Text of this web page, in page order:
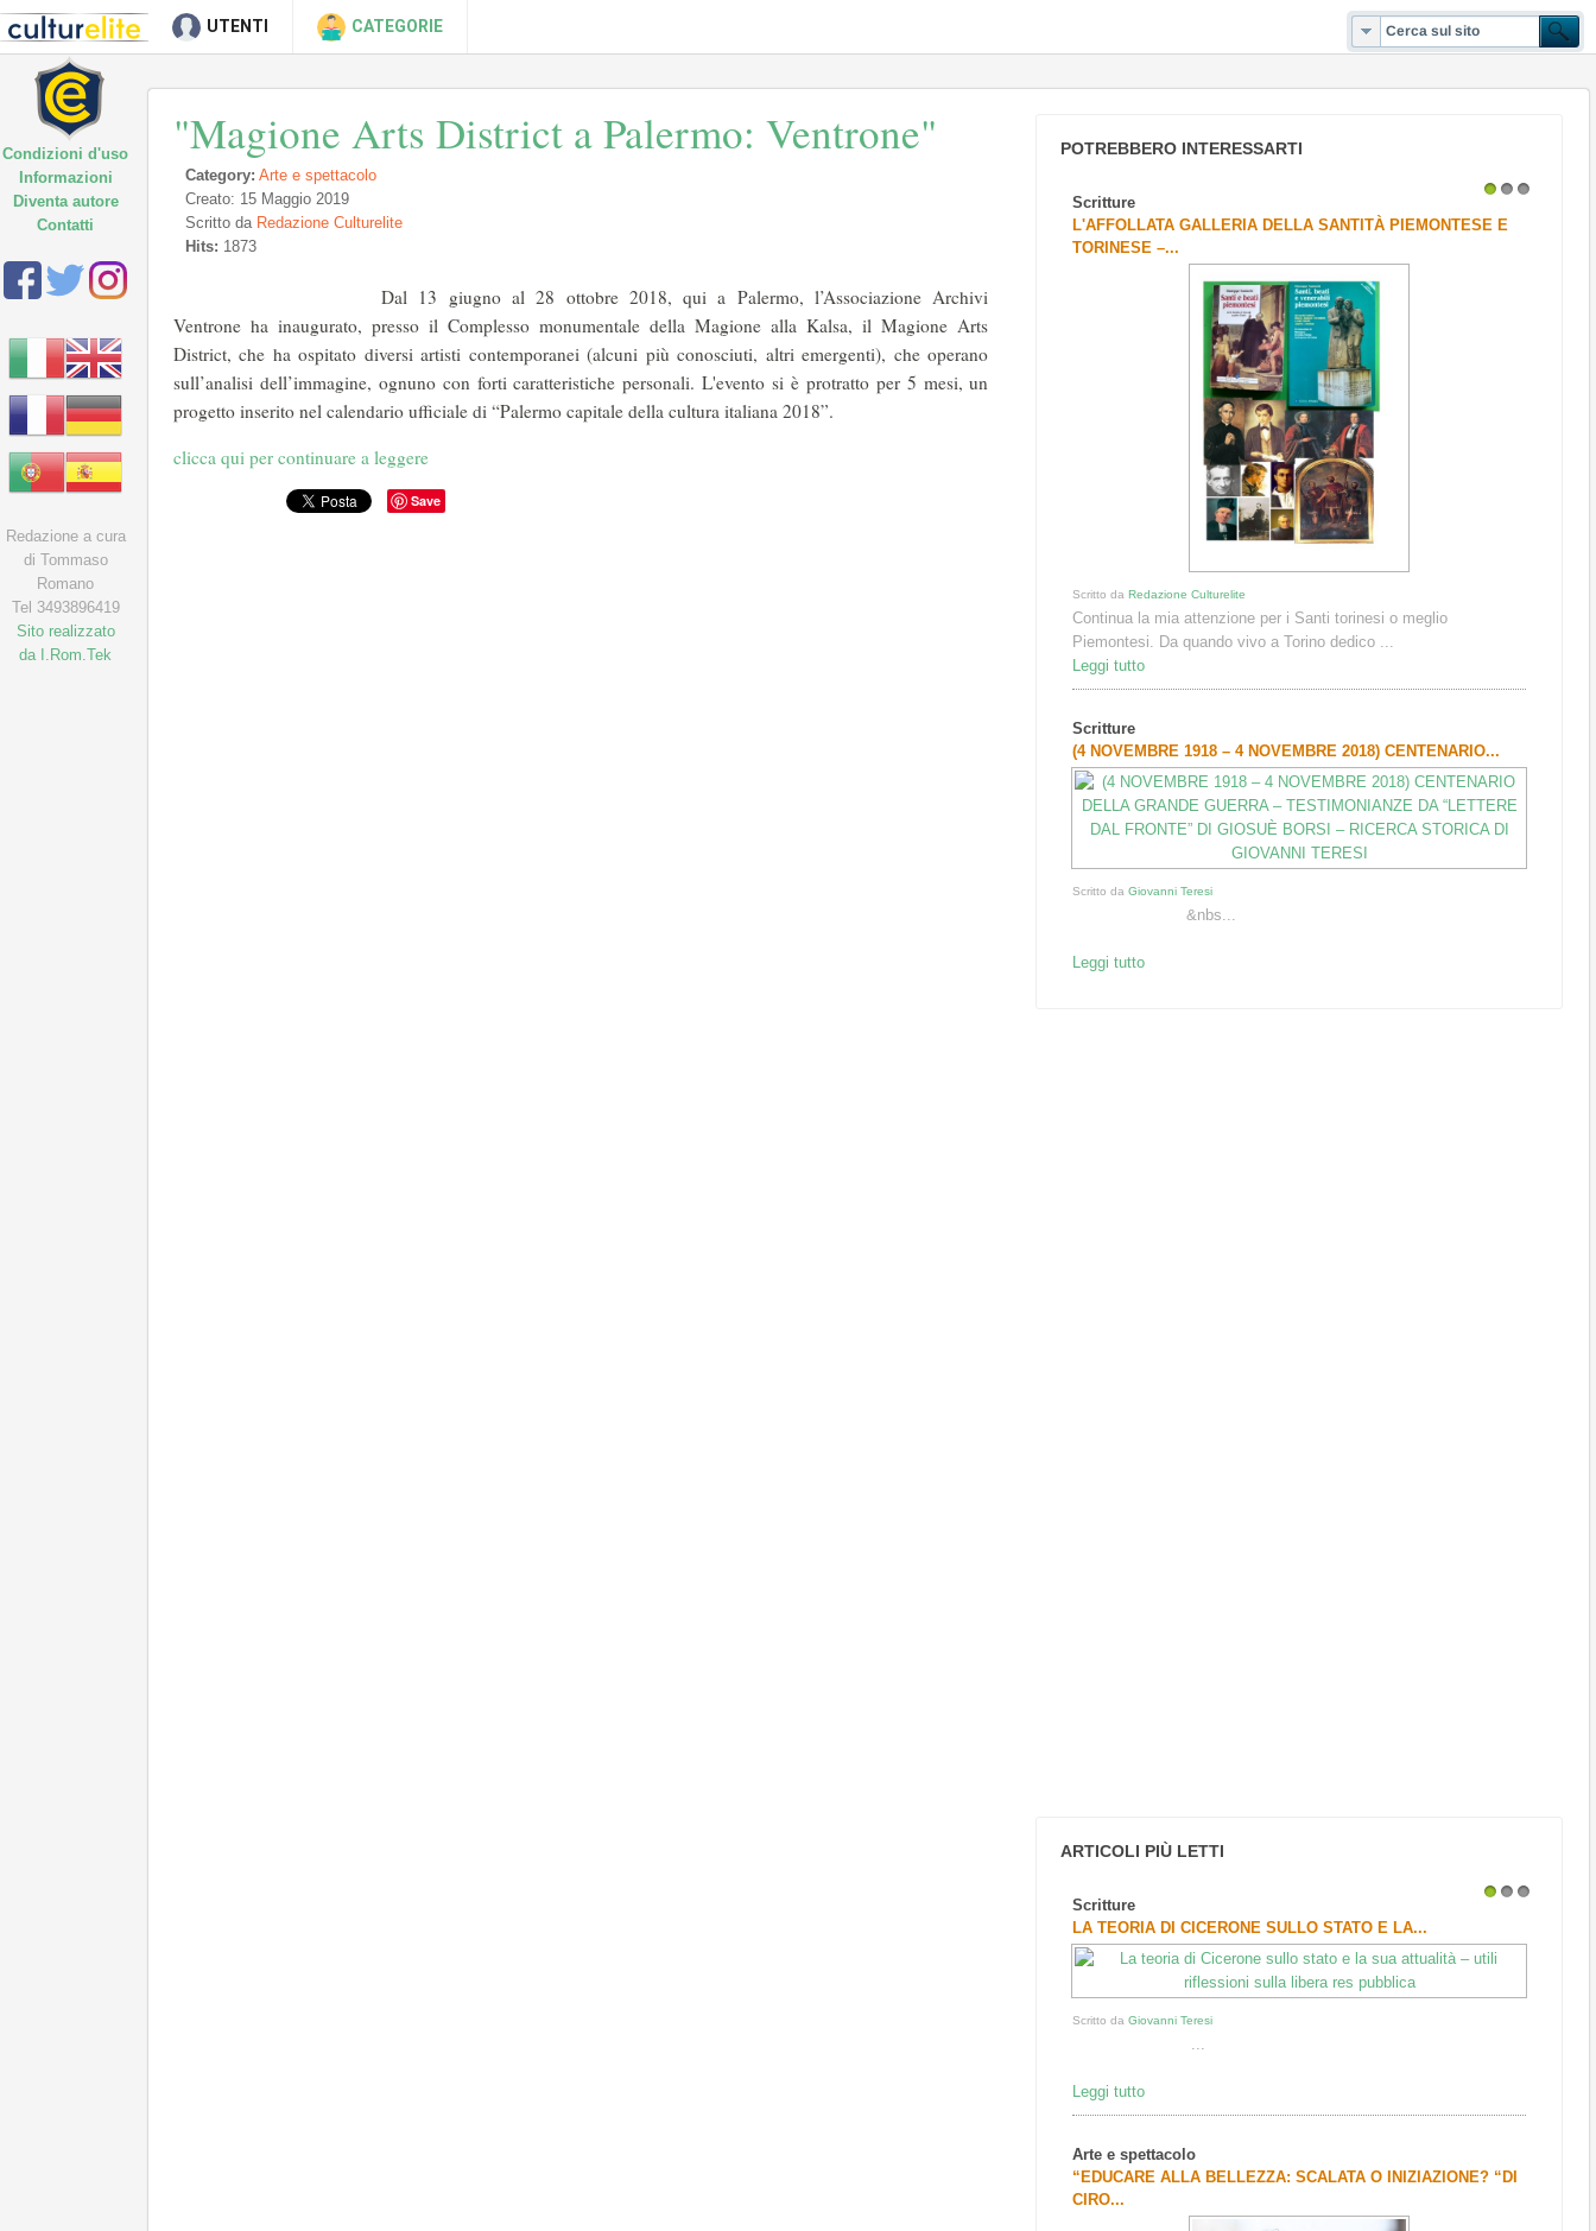
UTENTI CATEGORIE
"Magione Arts District a Palermo: Ventrone"
Category: Arte e spettacolo
Creato: 15 Maggio 2019
Scritto da Redazione Culturelite
Hits: 1873
Dal 13 giugno al 28 ottobre 2018, qui a Palermo, l’Associazione Archivi
Ventrone ha inaugurato, presso il Complesso monumentale della Magione alla Kalsa, il Magione Arts
District, che ha ospitato diversi artisti contemporanei (alcuni più conosciuti, altri emergenti), che operano
sull’analisi dell’immagine, ognuno con forti caratteristiche personali. L'evento si è protratto per 5 mesi, un
progetto inserito nel calendario ufficiale di “Palermo capitale della cultura italiana 2018”.
clicca qui per continuare a leggere
Save
POTREBBERO INTERESSARTI
Scritture
L'AFFOLLATA GALLERIA DELLA SANTITÀ PIEMONTESE E
TORINESE –...
Scritto daRedazione Culturelite
Continua la mia attenzione per i Santi torinesi o meglio
Piemontesi. Da quando vivo a Torino dedico ...
Leggi tutto
Scritture
(4 NOVEMBRE 1918 – 4 NOVEMBRE 2018) CENTENARIO...
Scritto daGiovanni Teresi
&nbs...
Leggi tutto
ARTICOLI PIÙ LETTI
Scritture
LA TEORIA DI CICERONE SULLO STATO E LA...
Scritto daGiovanni Teresi
...
Leggi tutto
Arte e spettacolo
“EDUCARE ALLA BELLEZZA: SCALATA O INIZIAZIONE? “DI
CIRO...
Condizioni d'uso
Informazioni
Diventa autore
Contatti
Redazione a cura
di Tommaso
Romano
Tel 3493896419
Sito realizzato
da I.Rom.Tek